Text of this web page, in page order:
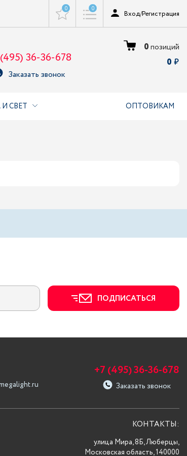
0 0
Вход/Регистрация
36-36-678
Заказать звонок
0позиций
0
СВЕТ ОПТОВИКАМ
ПОДПИСАТЬСЯ
+7 (495) 36-36-678
Заказать звонок
КОНТАКТЫ:
улица Мира, 8Б, Люберцы,
Московская область, 140000